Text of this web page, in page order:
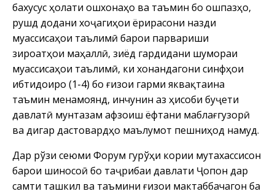
бахусус ҳолати ошхонаҳо ва таъмин бо ошпазҳо,
рушд додани хоҷагиҳои ёрирасони назди
муассисаҳои таълимӣ барои парвариши
зироатҳои маҳаллӣ, зиёд гардидани шумораи
муассисаҳои таълимӣ, ки хонандагони синфҳои
ибтидоиро (1-4) бо ғизои гарми яквақтаина
таъмин менамоянд, инчунин аз ҳисоби буҷети
давлатӣ мунтазам афзоиш ёфтани маблағгузорӣ
ва дигар дастовардҳо маълумот пешниҳод намуд.
Дар рўзи сеюми Форум гурўҳи кории мутахассисон
барои шиносоӣ бо таҷрибаи давлати Ҷопон дар
самти ташкил ва таъмини ғизои мактаббачагон ба